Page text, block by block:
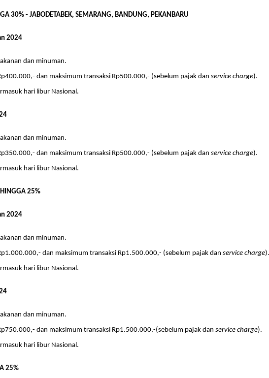
30% - JABODETABEK, SEMARANG, BANDUNG, PEKANBARU
2024
dan minuman.
dan maksimum transaksi Rp500.000,- (sebelum pajak dan service charge).
hari libur Nasional.
dan minuman.
dan maksimum transaksi Rp500.000,- (sebelum pajak dan service charge).
hari libur Nasional.
HINGGA 25%
2024
dan minuman.
dan maksimum transaksi Rp1.500.000,- (sebelum pajak dan service charge).
hari libur Nasional.
dan minuman.
dan maksimum transaksi Rp1.500.000,-(sebelum pajak dan service charge).
hari libur Nasional.
25%